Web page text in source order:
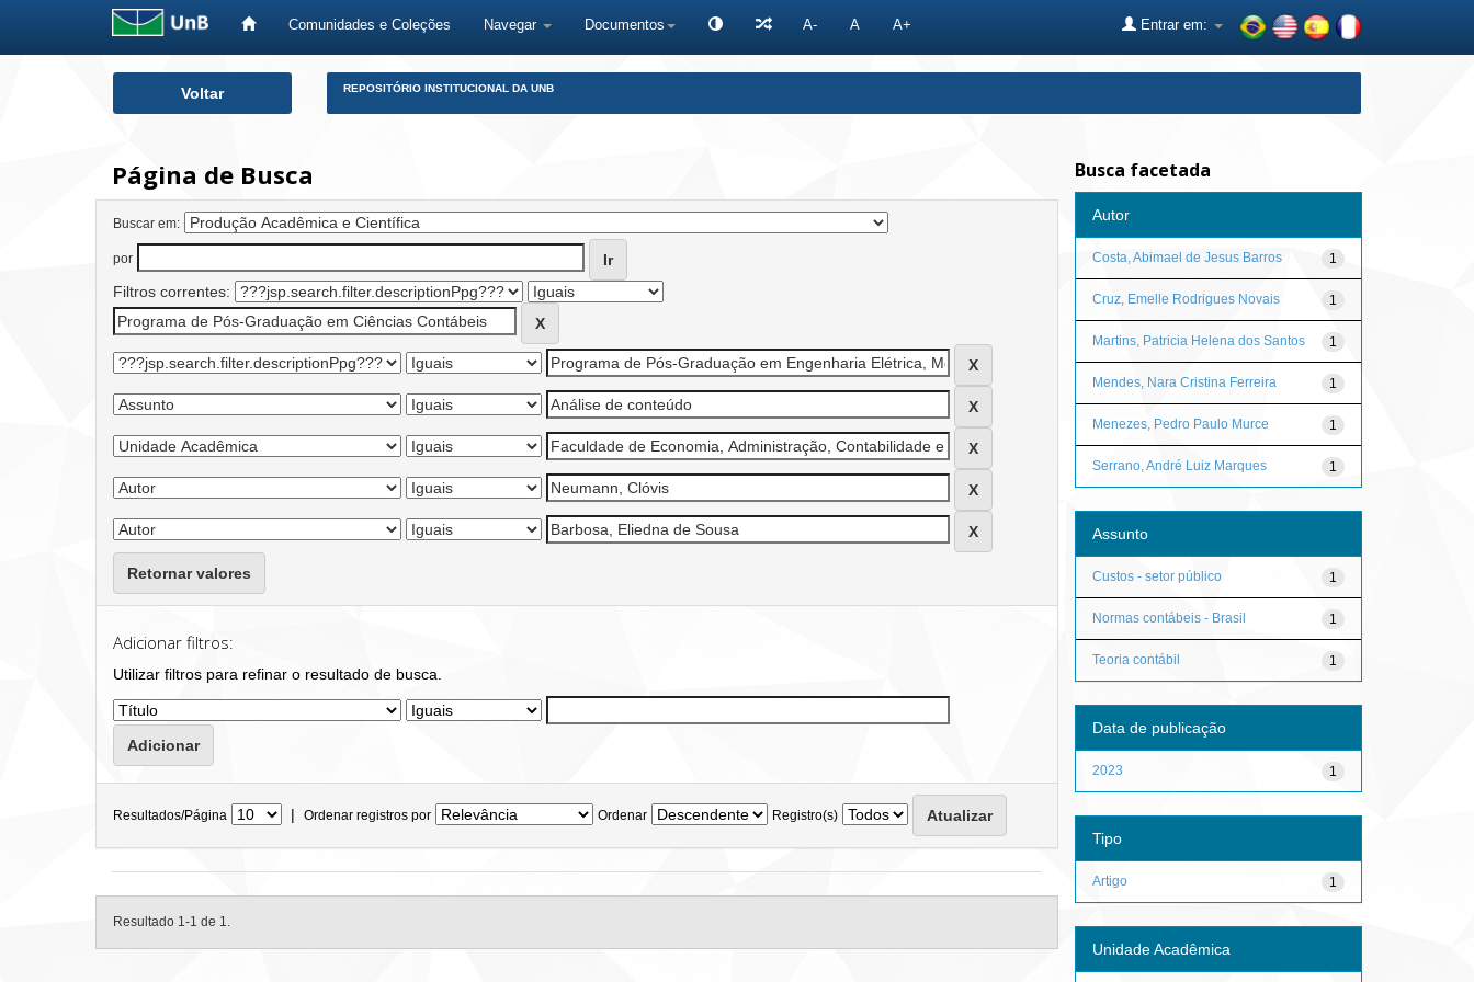
Comunidades e Coleções Navegar Documentos A- A A+ Entrar em:
Voltar REPOSITÓRIO INSTITUCIONAL DA UNB
Página de Busca
Buscar em:
por
Filtros correntes:
Retornar valores
Adicionar filtros:
Utilizar filtros para refinar o resultado de busca.
Resultados/Página | Ordenar registros por Ordenar Registro(s)
Resultado 1-1 de 1.
Busca facetada
Autor
1
Costa, Abimael de Jesus Barros
1
Cruz, Emelle Rodrigues Novais
1
Martins, Patricia Helena dos Santos
1
Mendes, Nara Cristina Ferreira
1
Menezes, Pedro Paulo Murce
1
Serrano, André Luiz Marques
Assunto
1
Custos - setor público
1
Normas contábeis - Brasil
1
Teoria contábil
Data de publicação
1
2023
Tipo
1
Artigo
Unidade Acadêmica